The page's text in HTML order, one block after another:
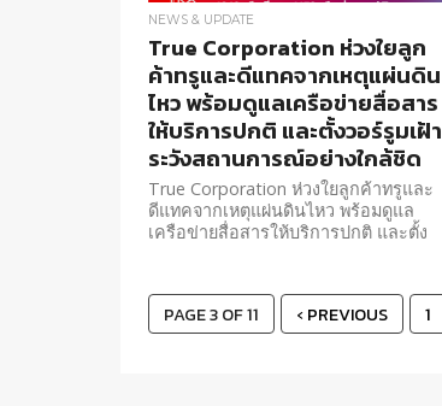
NEWS & UPDATE
True Corporation ห่วงใยลูก
ค้าทรูและดีแทคจากเหตุแผ่นดิน
ไหว พร้อมดูแลเครือข่ายสื่อสาร
ให้บริการปกติ และตั้งวอร์รูมเฝ้า
ระวังสถานการณ์อย่างใกล้ชิด
True Corporation ห่วงใยลูกค้าทรูและ
ดีแทคจากเหตุแผ่นดินไหว พร้อมดูแล
เครือข่ายสื่อสารให้บริการปกติ และตั้ง
PAGE 3 OF 11 ‹ PREVIOUS 1